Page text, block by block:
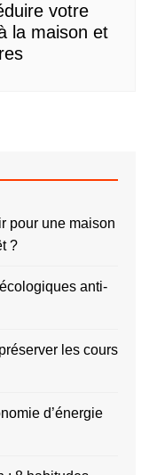
votre
la maison et
pour une maison
?
anti-
les cours
d’énergie